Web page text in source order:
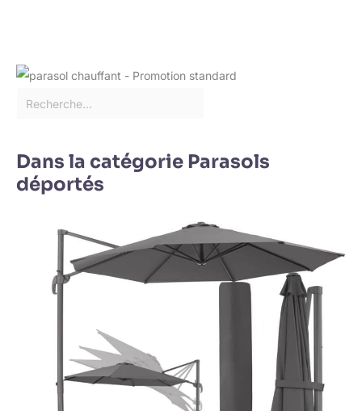
Dans la catégorie Parasols
déportés